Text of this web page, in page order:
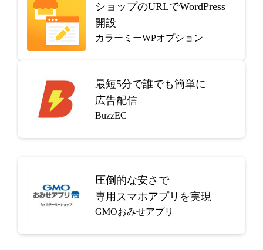
ショップのURLでWordPress
開設
カラーミーWPオプション
最短5分で誰でも簡単に
広告配信
BuzzEC
圧倒的な安さで
専用スマホアプリを実現
GMOおみせアプリ